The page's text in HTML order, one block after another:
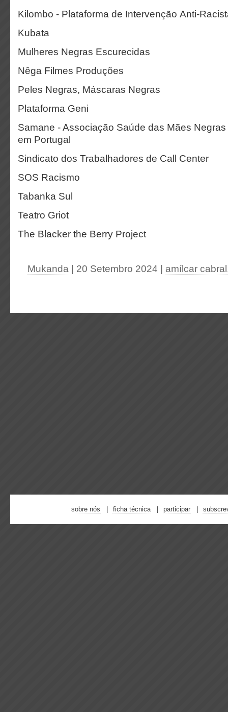
Kilombo - Plataforma de Intervenção Anti-
Kubata
Mulheres Negras Escurecidas
Nêga Filmes Produções
Peles Negras, Máscaras Negras
Plataforma Geni
Samane - Associação Saúde das Mães
em Portugal
Sindicato dos Trabalhadores de Call Center
SOS Racismo
Tabanka Sul
Teatro Griot
The Blacker the Berry Project
Mukanda | 20 Setembro 2024 amílcar cabral
sobre nós ficha técnica participar